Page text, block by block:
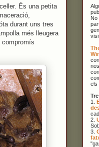
És una petita
durant uns tres
més lleugera
No
els
1.
2.
3.